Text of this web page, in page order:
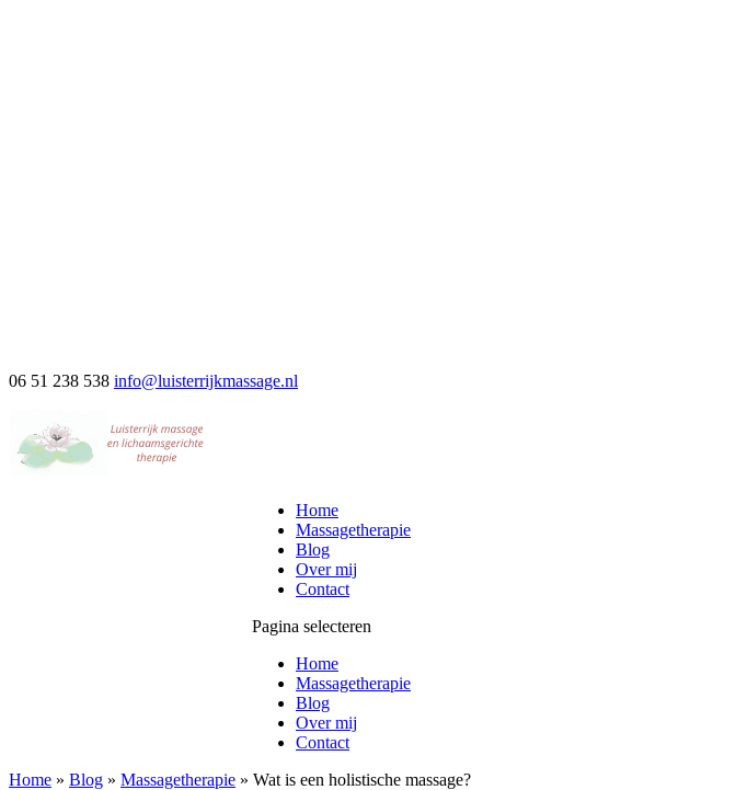
06 51 238 538 info@luisterrijkmassage.nl
Home
Massagetherapie
Blog
Over mij
Contact
Pagina selecteren
Home
Massagetherapie
Blog
Over mij
Contact
Home » Blog » Massagetherapie » Wat is een holistische massage?